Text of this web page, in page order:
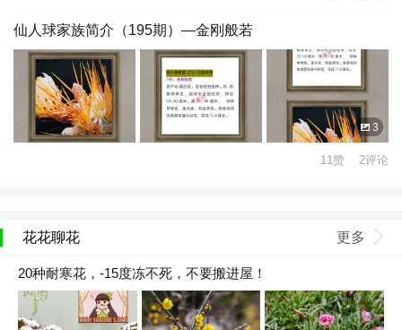
仙人球家族简介（195期）—金刚般若
3
11赞 2评论
花花聊花 更多
20种耐寒花，-15度冻不死，不要搬进屋！